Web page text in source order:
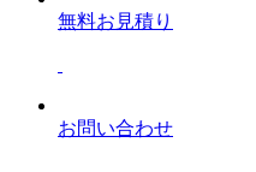
無料お見積り
お問い合わせ